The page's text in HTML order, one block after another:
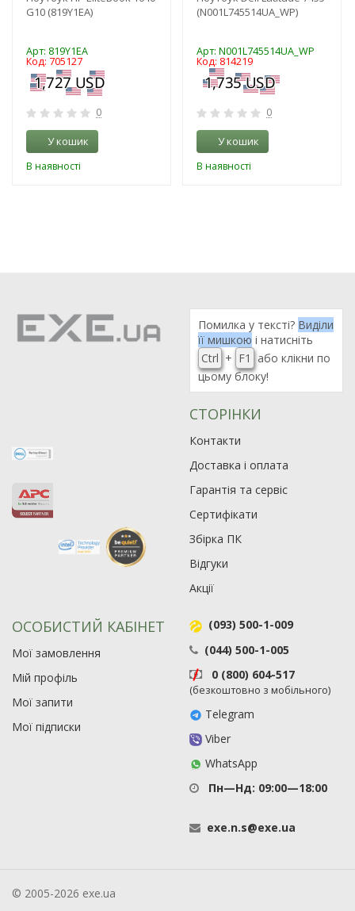
G10 (819Y1EA)
Арт: 819Y1EA
Код: 705127
0
У кошик
В наявності
(N001L745514UA_WP)
Арт: N001L745514UA_WP
Код: 814219
0
У кошик
В наявності
Помилка у тексті? Виділи
її мишкою і натисніть
Ctrl + F1
або клікни по
цьому блоку!
СТОРІНКИ
Контакти
Доставка і оплата
Гарантія та сервіс
Сертифікати
Збірка ПК
Відгуки
Акції
ОСОБИСТИЙ КАБІНЕТ
Мої замовлення
Мій профіль
Мої запити
Мої підписки
(093) 500-1-009
(044) 500-1-005
0 (800) 604-517
(безкоштовно з мобільного)
Telegram
Viber
WhatsApp
Пн—Нд: 09:00—18:00
exe.n.s@exe.ua
© 2005-2026 exe.ua